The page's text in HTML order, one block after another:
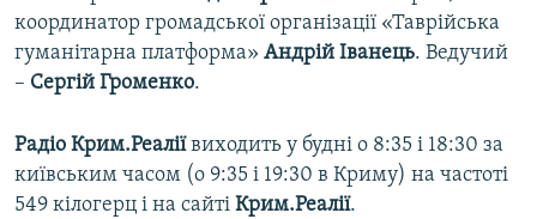
координатор громадської організації «Таврійська
гуманітарна платформа» Андрій Іванець. Ведучий
– Сергій Громенко.
Радіо Крим.Реаліївиходить у будні о 8:35 і 18:30 за
київським часом (о 9:35 і 19:30 в Криму) на частоті
549 кілогерц і на сайті Крим.Реалії.